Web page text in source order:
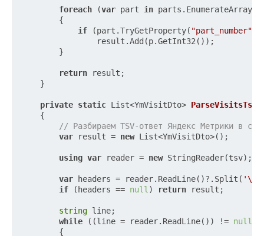
foreach (var part in
        {
if (part.TryGetProperty( "part_number"
                result.Add(p.GetInt32());
        }
return result;
    }
private static List<YmVisitDto> ParseVisitsTsv
    {
// Разбираем TSV-ответ Яндекс Метрики в
var result = new List<YmVisitDto>();
using var reader = new StringReader(tsv);
var headers = reader.ReadLine()?.Split( '\t'
if (headers == null ) return result;
string line;
while ((line = reader.ReadLine()) != null
        {